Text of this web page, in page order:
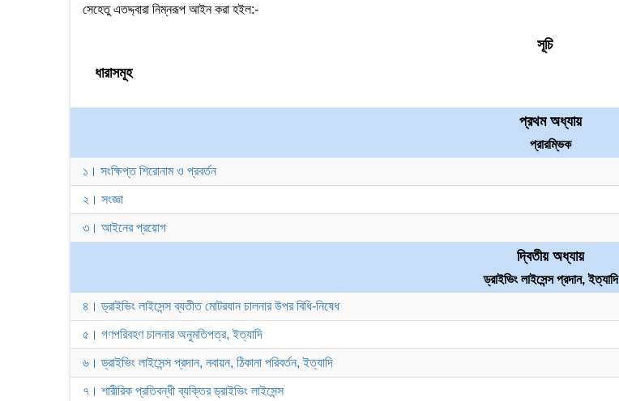
সেহেতু এতদ্দ্বারা নিম্নরূপ আইন করা হইল:-
সূচি
ধারাসমূহ
প্রথম অধ্যায়
প্রারম্ভিক
১। সংক্ষিপ্ত শিরোনাম ও প্রবর্তন
২। সংজ্ঞা
৩। আইনের প্রয়োগ
দ্বিতীয় অধ্যায়
ড্রাইভিং লাইসেন্স প্রদান, ইত্যাদি
৪। ড্রাইভিং লাইসেন্স ব্যতীত মোটরযান চালনার উপর বিধি-নিষেধ
৫। গণপরিবহণ চালনার অনুমতিপত্র, ইত্যাদি
৬। ড্রাইভিং লাইসেন্স প্রদান, নবায়ন, ঠিকানা পরিবর্তন, ইত্যাদি
৭। শারীরিক প্রতিবন্ধী ব্যক্তির ড্রাইভিং লাইসেন্স